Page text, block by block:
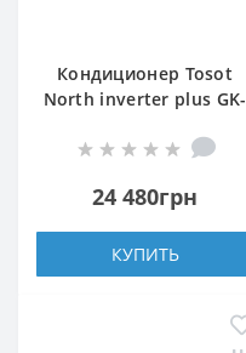
Кондиционер Tosot
North inverter plus GK-
24 480грн
КУПИТЬ